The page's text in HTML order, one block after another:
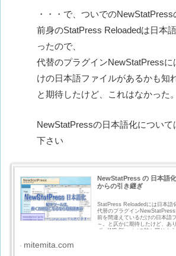
・・・で、ついでのNewStatPress
前身のStatPress Reloadedは日本
ったので、
代替のプラグインNewStatPress
けの日本語ファイルがあるかも知
と期待したけど、これはなかった。
NewStatPressの日本語化につい
下さい
NewStatPress の 日本語
からの引き継ぎ
StatPress Reloadedには日本語
代替のプラグイン
前を間違えているだけの日本語
～。と仄かに期待したけど、あ
ず、WP Slimstatの時と同じよ
のが、11月8日に削除した
mitemita.com